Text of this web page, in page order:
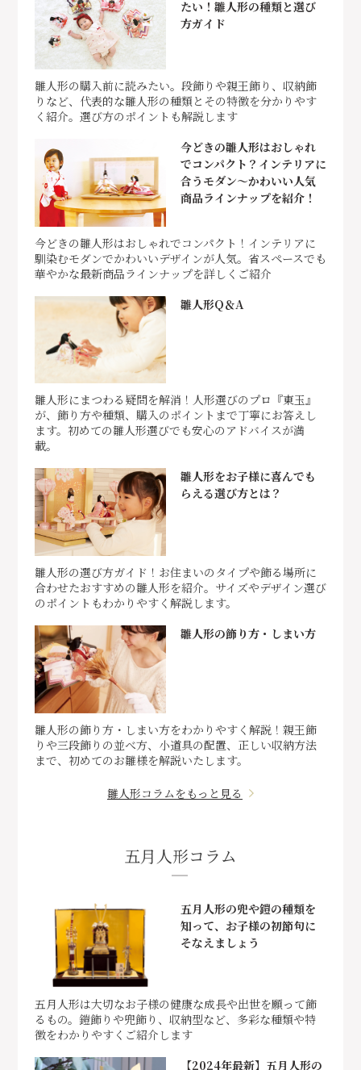
たい！雛人形の種類と選び
方ガイド
雛人形の購入前に読みたい。段飾りや親王飾り、収納飾
りなど、代表的な雛人形の種類とその特徴を分かりやす
く紹介。選び方のポイントも解説します
今どきの雛人形はおしゃれ
でコンパクト？インテリアに
合うモダン～かわいい人気
商品ラインナップを紹介！
今どきの雛人形はおしゃれでコンパクト！インテリアに
馴染むモダンでかわいいデザインが人気。省スペースでも
華やかな最新商品ラインナップを詳しくご紹介
雛人形Q＆A
雛人形にまつわる疑問を解消！人形選びのプロ『東玉』
が、飾り方や種類、購入のポイントまで丁寧にお答えし
ます。初めての雛人形選びでも安心のアドバイスが満
載。
雛人形をお子様に喜んでも
らえる選び方とは？
雛人形の選び方ガイド！お住まいのタイプや飾る場所に
合わせたおすすめの雛人形を紹介。サイズやデザイン選び
のポイントもわかりやすく解説します。
雛人形の飾り方・しまい方
雛人形の飾り方・しまい方をわかりやすく解説！親王飾
りや三段飾りの並べ方、小道具の配置、正しい収納方法
まで、初めてのお雛様を解説いたします。
雛人形コラムをもっと見る
五月人形コラム
五月人形の兜や鎧の種類を
知って、お子様の初節句に
そなえましょう
五月人形は大切なお子様の健康な成長や出世を願って飾
るもの。鎧飾りや兜飾り、収納型など、多彩な種類や特
徴をわかりやすくご紹介します
【2024年最新】五月人形の